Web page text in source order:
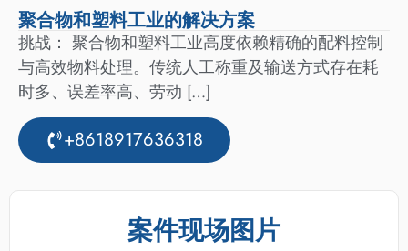
聚合物和塑料工业的解决方案
挑战： 聚合物和塑料工业高度依赖精确的配料控制
与高效物料处理。传统人工称重及输送方式存在耗
时多、误差率高、劳动 […]
+8618917636318
案件现场图片